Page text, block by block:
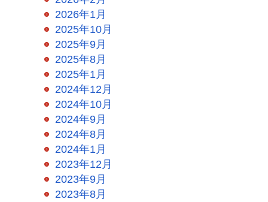
2026年1月
2025年10月
2025年9月
2025年8月
2025年1月
2024年12月
2024年10月
2024年9月
2024年8月
2024年1月
2023年12月
2023年9月
2023年8月